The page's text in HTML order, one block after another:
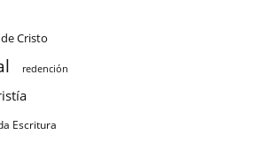
Cristo
redención
Escritura